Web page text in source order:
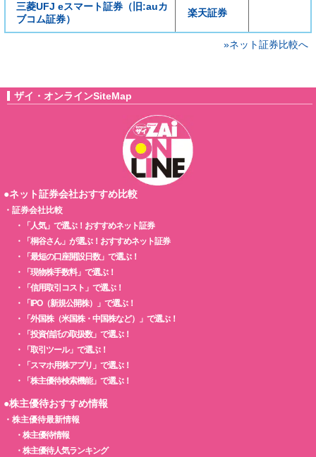
三菱UFJ eスマート証券（旧:auカ
ブコム証券）
楽天証券
»ネット証券比較へ
ザイ・オンラインSiteMap
●ネット証券会社おすすめ比較
・ 証券会社比較
・
「人気」で選ぶ！おすすめネット証券
・
「桐谷さん」が選ぶ！おすすめネット証券
・
「最短の口座開設日数」で選ぶ！
・
「現物株手数料」で選ぶ！
・
「信用取引コスト」で選ぶ！
・
「IPO（新規公開株）」で選ぶ！
・
「外国株（米国株・中国株など）」で選ぶ！
・
「投資信託の取扱数」で選ぶ！
・
「取引ツール」で選ぶ！
・
「スマホ用株アプリ」で選ぶ！
・
「株主優待検索機能」で選ぶ！
●株主優待おすすめ情報
・ 株主優待最新情報
・ 株主優待情報
・ 株主優待人気ランキング